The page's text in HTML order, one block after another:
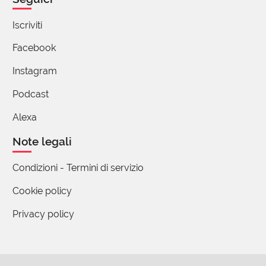
Fra tutti i commenti letti finora quello del Sig.
C'è forse una spiegazione al duplice esito delle
staturale, anche del 7-8%, tutta a carico del
tronco; chi da giovane era normolineo al limite
anni, traslocato nell'altra categoria...
(sul buon Lucio era tuttavia applicato a
Iscriviti
Facebook
Instagram
Podcast
Alexa
Note legali
Condizioni - Termini di servizio
Cookie policy
Privacy policy